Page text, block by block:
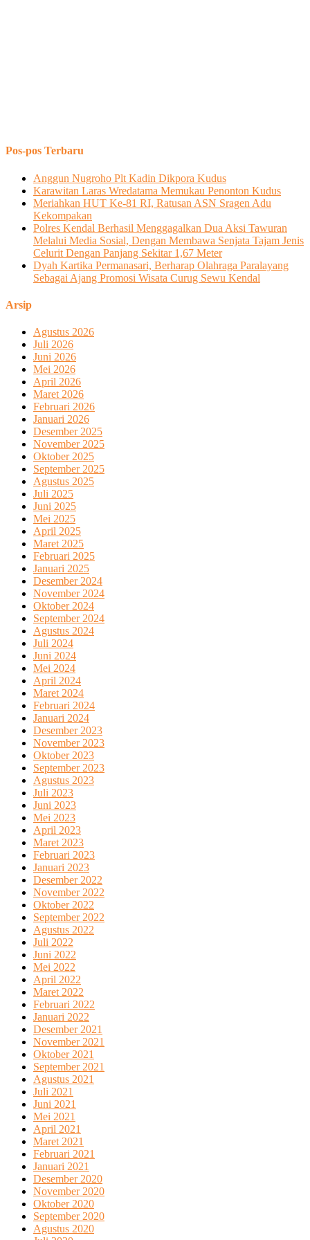
Pos-pos Terbaru
Anggun Nugroho Plt Kadin Dikpora Kudus
Karawitan Laras Wredatama Memukau Penonton Kudus
Meriahkan HUT Ke-81 RI, Ratusan ASN Sragen Adu
Kekompakan
Polres Kendal Berhasil Menggagalkan Dua Aksi Tawuran
Melalui Media Sosial, Dengan Membawa Senjata Tajam Jenis
Celurit Dengan Panjang Sekitar 1,67 Meter
Dyah Kartika Permanasari, Berharap Olahraga Paralayang
Sebagai Ajang Promosi Wisata Curug Sewu Kendal
Arsip
Agustus 2026
Juli 2026
Juni 2026
Mei 2026
April 2026
Maret 2026
Februari 2026
Januari 2026
Desember 2025
November 2025
Oktober 2025
September 2025
Agustus 2025
Juli 2025
Juni 2025
Mei 2025
April 2025
Maret 2025
Februari 2025
Januari 2025
Desember 2024
November 2024
Oktober 2024
September 2024
Agustus 2024
Juli 2024
Juni 2024
Mei 2024
April 2024
Maret 2024
Februari 2024
Januari 2024
Desember 2023
November 2023
Oktober 2023
September 2023
Agustus 2023
Juli 2023
Juni 2023
Mei 2023
April 2023
Maret 2023
Februari 2023
Januari 2023
Desember 2022
November 2022
Oktober 2022
September 2022
Agustus 2022
Juli 2022
Juni 2022
Mei 2022
April 2022
Maret 2022
Februari 2022
Januari 2022
Desember 2021
November 2021
Oktober 2021
September 2021
Agustus 2021
Juli 2021
Juni 2021
Mei 2021
April 2021
Maret 2021
Februari 2021
Januari 2021
Desember 2020
November 2020
Oktober 2020
September 2020
Agustus 2020